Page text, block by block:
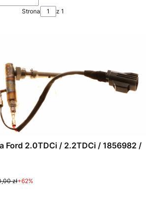
Strona z 1
Ford 2.0TDCi / 2.2TDCi / 1856982 /
zł+62%